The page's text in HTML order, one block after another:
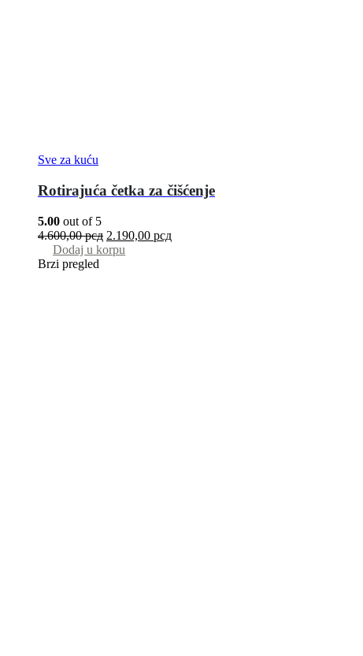
Sve za kuću
Rotirajuća četka za čišćenje
5.00 out of 5
4.600,00рсд 2.190,00 рсд
Dodaj u korpu
Brzi pregled